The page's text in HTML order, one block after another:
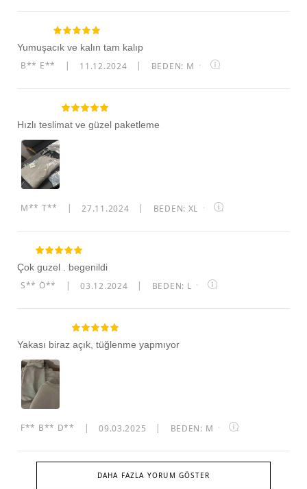
Yumuşacık ve kalın tam kalıp
B** E** 11.12.2024 BEDEN: M ·
Hızlı teslimat ve güzel paketleme
M** T** 27.11.2024 BEDEN: XL ·
Çok guzel . begenildi
S** Ö** 03.12.2024 BEDEN: L ·
Yakası biraz açık, tüğlenme yapmıyor
F** B** D** 09.03.2025 BEDEN: M ·
DAHA FAZLA YORUM GÖSTER